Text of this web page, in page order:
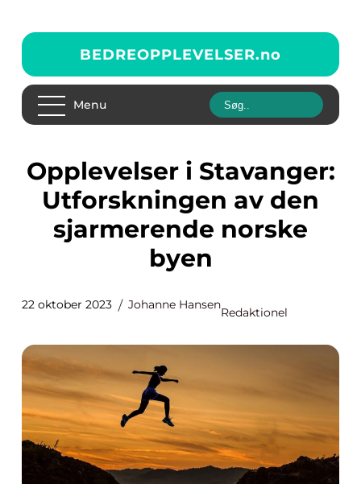
BEDREOPPLEVELSER.no
Menu
Opplevelser i Stavanger:
Utforskningen av den
sjarmerende norske
byen
22 oktober 2023 Johanne Hansen
Redaktionel